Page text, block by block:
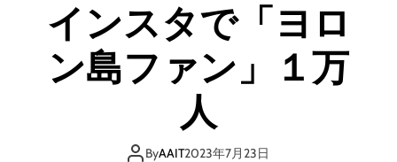
インスタで「ヨロ
ン島ファン」１万
人
ByAAIT2023年7月23日